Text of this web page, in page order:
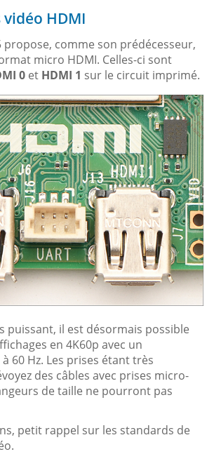
vidéo HDMI
propose, comme son prédécesseur,
micro HDMI. Celles-ci sont
0 et HDMI 1 sur le circuit imprimé.
puissant, il est désormais possible
en 4K60p avec un
60 Hz. Les prises étant très
des câbles avec prises micro-
de taille ne pourront pas
petit rappel sur les standards de